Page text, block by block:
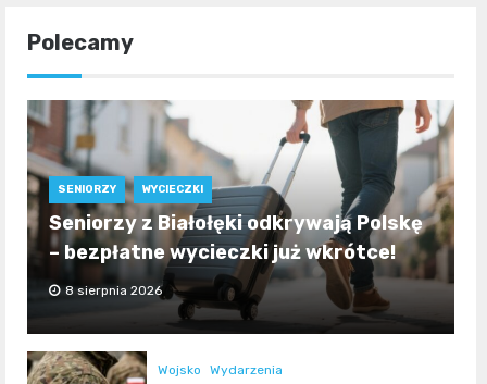
Polecamy
SENIORZY WYCIECZKI
Seniorzy z Białołęki odkrywają Polskę
– bezpłatne wycieczki już wkrótce!
8 sierpnia 2026
Wojsko Wydarzenia